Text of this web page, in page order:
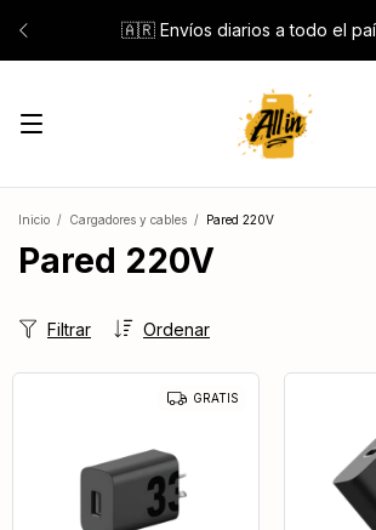
🇦🇷 Envíos diarios a todo el
Inicio / Cargadores y cables / Pared 220V
Pared 220V
Ordenar
Filtrar
GRATIS